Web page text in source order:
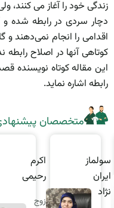
زندگی خود را آغاز می کنند،
دچار سردی در رابطه شده و
اقدامی را انجام نمی‌دهند
کوتاهی آنها در اصلاح
این مقاله کوتاه نویسنده
رابطه اشاره نماید.
متخصصان
سولماز
ایران
نژاد
اکرم
رحیمی
زوج